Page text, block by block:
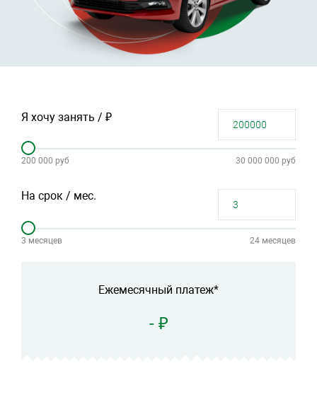
Я хочу занять / ₽
200 000 руб 30 000 000 руб
На срок / мес.
3 месяцев 24 месяцев
Ежемесячный платеж*
- ₽